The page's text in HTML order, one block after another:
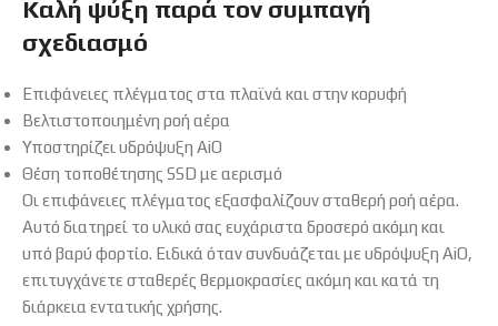
Καλή ψύξη παρά τον συμπαγή
σχεδιασμό
Επιφάνειες πλέγματος στα πλαϊνά και στην κορυφή
Βελτιστοποιημένη ροή αέρα
Υποστηρίζει υδρόψυξη AiO
Θέση τοποθέτησης SSD με αερισμό
Οι επιφάνειες πλέγματος εξασφαλίζουν σταθερή ροή αέρα.
Αυτό διατηρεί το υλικό σας ευχάριστα δροσερό ακόμη και
υπό βαρύ φορτίο. Ειδικά όταν συνδυάζεται με υδρόψυξη AiO,
επιτυγχάνετε σταθερές θερμοκρασίες ακόμη και κατά τη
διάρκεια εντατικής χρήσης.